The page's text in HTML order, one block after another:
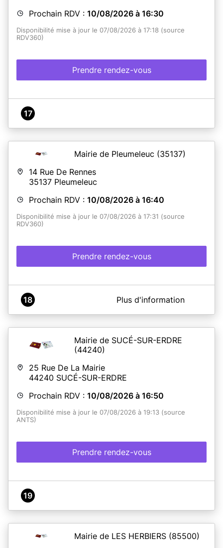
En savoir plus
Prochain RDV : 10/08/2026 à 16:30
Disponibilité mise à jour le 07/08/2026 à 17:18 (source
RDV360)
Prendre rendez-vous
17
Mairie de Pleumeleuc (35137)
14 Rue De Rennes
35137 Pleumeleuc
Prochain RDV : 10/08/2026 à 16:40
Disponibilité mise à jour le 07/08/2026 à 17:31 (source
RDV360)
Prendre rendez-vous
A propos de Mairie de Pleumeleuc
En savoir plus
18 Plus d'information
Mairie de SUCÉ-SUR-ERDRE
(44240)
25 Rue De La Mairie
44240 SUCÉ-SUR-ERDRE
Prochain RDV : 10/08/2026 à 16:50
Disponibilité mise à jour le 07/08/2026 à 19:13 (source
ANTS)
Prendre rendez-vous
19
Mairie de LES HERBIERS (85500)